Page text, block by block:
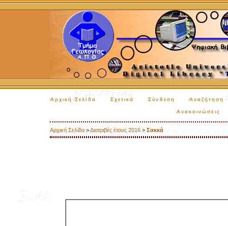
Αρχική Σελίδα Σχετικά Σύνδεση Αναζήτηση
Ανακοινώσεις
Αρχική Σελίδα >Διατριβές έτους 2016 > Σακκά